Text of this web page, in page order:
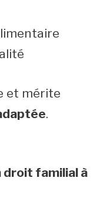
et mérite
.
droit familial à